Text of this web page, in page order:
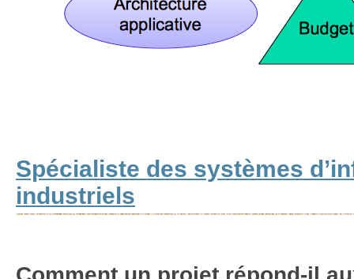
Spécialiste des systèmes
industriels